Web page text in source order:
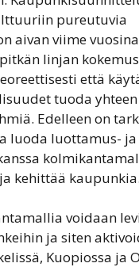
pureutuvia
aivan viime
linjan
että
tuoda
Edelleen on
luoda luottamus- ja
kehittää kaupunkia.
voidaan
ja siten
Kuopiossa ja